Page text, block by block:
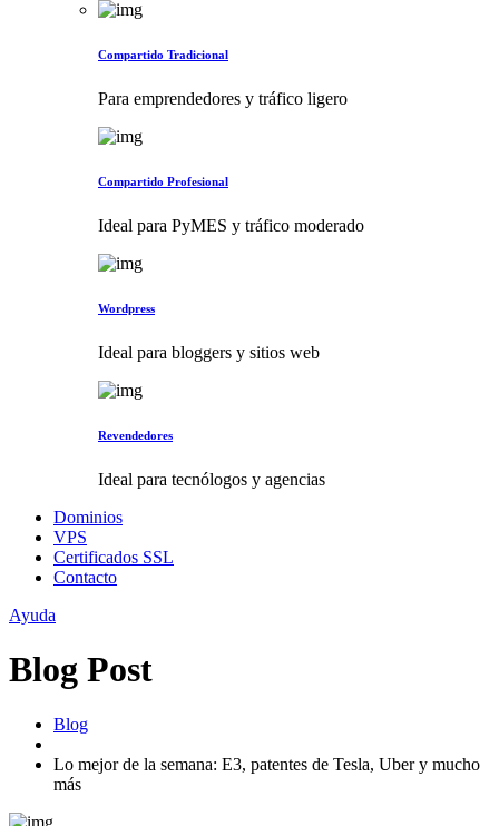
Compartido Tradicional
Para emprendedores y tráfico ligero
Compartido Profesional
Ideal para PyMES y tráfico moderado
Wordpress
Ideal para bloggers y sitios web
Revendedores
Ideal para tecnólogos y agencias
Dominios
VPS
Certificados SSL
Contacto
Ayuda
Blog Post
Blog
Lo mejor de la semana: E3, patentes de Tesla, Uber y mucho
más